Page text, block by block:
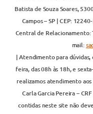
Batista de Souza Soares,
Campos – SP | CEP:
Central de
mail:
| Atendimento para
feira, das 08h às 18h, e
realizamos atendimento aos
Carla Garcia Pereira –
contidas neste site não